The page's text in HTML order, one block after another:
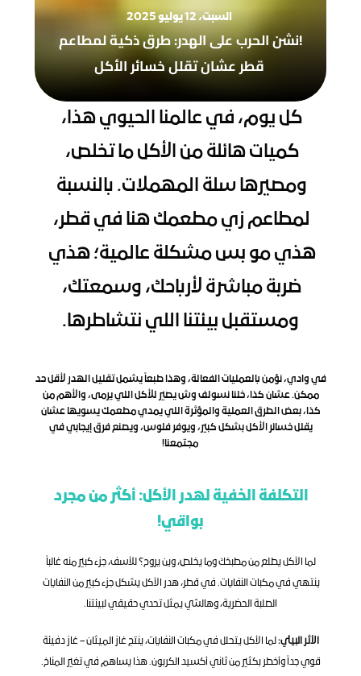
السبت، 12 يوليو 2025
!نشن الحرب على الهدر: طرق ذكية لمطاعم
قطر عشان تقلل خسائر الأكل
ومستقبل بيئتنا اللي نتشاطرها.
في وادي، نؤمن بالعمليات الفعالة، وهذا طبعاً يشمل تقليل الهدر لأقل حد
ممكن. عشان كذا، خلنا نسولف وش يصير للأكل اللي يرمى، والأهم من
كذا، بعض الطرق العملية والمؤثرة اللي يمدي مطعمك يسويها عشان
يقلل خسائر الأكل بشكل كبير، ويوفر فلوس، ويصنع فرق إيجابي في
مجتمعنا!
التكلفة الخفية لهدر الأكل: أكثر من مجرد
بواقي!
الصلبة الحضرية، وهالشي يمثل تحدي حقيقي لبيئتنا.
الأثر البيئي:
لما الأكل يتحلل في مكبات النفايات، ينتج غاز الميثان – غاز دفيئة
قوي جداً وأخطر بكثير من ثاني أكسيد الكربون. هذا يساهم في تغير المناخ.